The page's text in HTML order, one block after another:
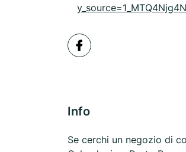
Info
Se cerchi un negozio di